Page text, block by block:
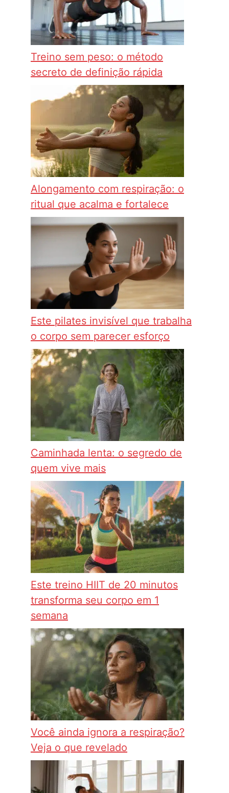
Treino sem peso: o método
secreto de definição rápida
Alongamento com respiração: o
ritual que acalma e fortalece
Este pilates invisível que trabalha
o corpo sem parecer esforço
Caminhada lenta: o segredo de
quem vive mais
Este treino HIIT de 20 minutos
transforma seu corpo em 1
semana
Você ainda ignora a respiração?
Veja o que revelado